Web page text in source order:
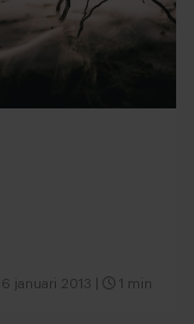
16 januari 2013 1 min